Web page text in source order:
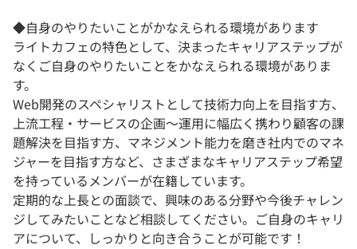
◆自身のやりたいことがかなえられる環境があります
ライトカフェの特色として、決まったキャリアステップが
なくご自身のやりたいことをかなえられる環境がありま
す。
Web開発のスペシャリストとして技術力向上を目指す方、
上流工程・サービスの企画～運用に幅広く携わり顧客の課
題解決を目指す方、マネジメント能力を磨き社内でのマネ
ジャーを目指す方など、さまざまなキャリアステップ希望
を持っているメンバーが在籍しています。
定期的な上長との面談で、興味のある分野や今後チャレン
ジしてみたいことなど相談してください。ご自身のキャリ
アについて、しっかりと向き合うことが可能です！